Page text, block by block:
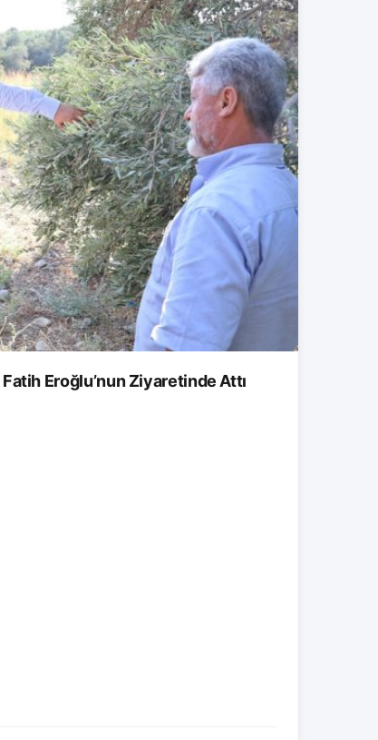
Eroğlu’nun Ziyaretinde Attı